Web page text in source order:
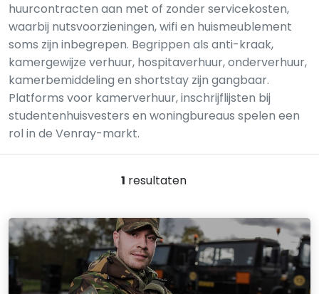
huurcontracten aan met of zonder servicekosten,
waarbij nutsvoorzieningen, wifi en huismeublement
soms zijn inbegrepen. Begrippen als anti-kraak,
kamergewijze verhuur, hospitaverhuur, onderverhuur,
kamerbemiddeling en shortstay zijn gangbaar.
Platforms voor kamerverhuur, inschrijflijsten bij
studentenhuisvesters en woningbureaus spelen een
rol in de Venray-markt.
1 resultaten